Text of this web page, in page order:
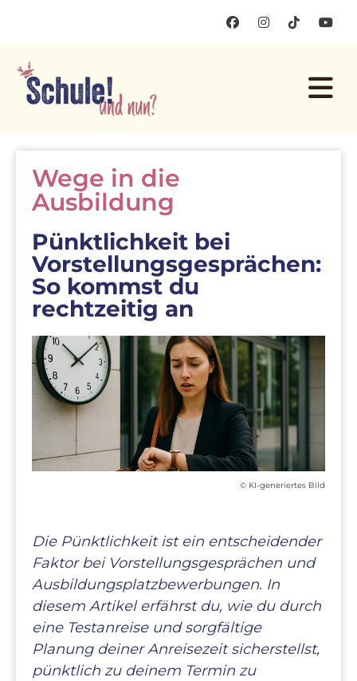
Wege in die
Ausbildung
Pünktlichkeit bei
Vorstellungsgesprächen:
So kommst du
rechtzeitig an
© KI-generiertes Bild
Die Pünktlichkeit ist ein entscheidender
Faktor bei Vorstellungsgesprächen und
Ausbildungsplatzbewerbungen. In
diesem Artikel erfährst du, wie du durch
eine Testanreise und sorgfältige
Planung deiner Anreisezeit sicherstellst,
pünktlich zu deinem Termin zu